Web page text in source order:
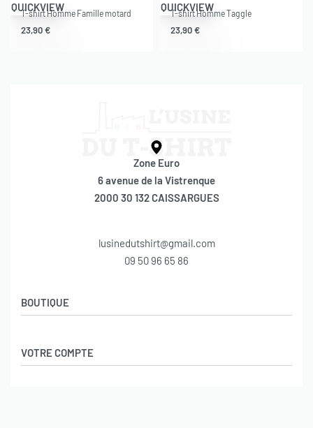
QUICKVIEW
T-shirt Homme Famille motard
23,90€
QUICKVIEW
T-shirt Homme Taggle
23,90€
Zone Euro
6 avenue de la Vistrenque
2000 30 132 CAISSARGUES
lusinedutshirt@gmail.com
09 50 96 65 86
BOUTIQUE
Conditions générales de ventes
VOTRE COMPTE